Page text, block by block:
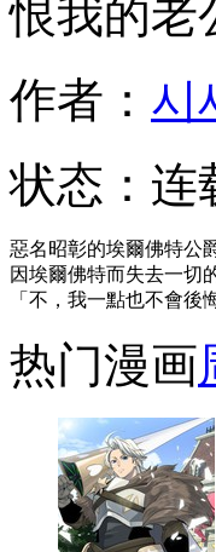
恨我的老
作者： 시
状态： 连
惡名昭彰的埃爾佛特公
因埃爾佛特而失去一切
「不，我一點也不會後
热门漫画